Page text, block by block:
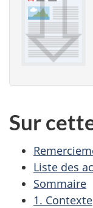
Sur
Liste des
Sommaire
1. Contexte